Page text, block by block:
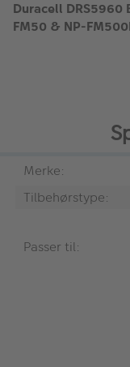
Duracell DRS5960
FM50 & NP-
Merke:
Tilbehørstype:
Passer til: